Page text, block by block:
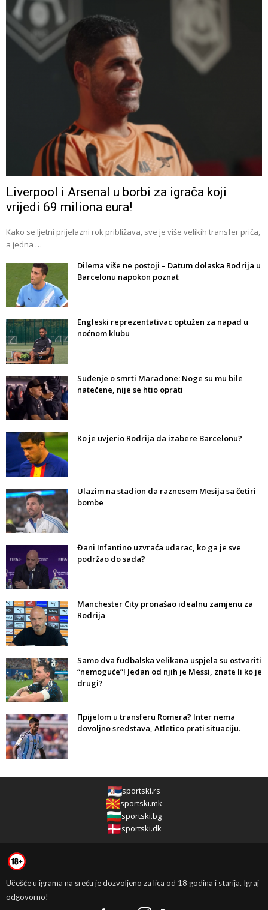
Liverpool i Arsenal u borbi za igrača koji
vrijedi 69 miliona eura!
Kako se ljetni prijelazni rok približava, sve je više velikih transfer priča,
a jedna …
Dilema više ne postoji – Datum dolaska Rodrija u
Barcelonu napokon poznat
Engleski reprezentativac optužen za napad u
noćnom klubu
Suđenje o smrti Maradone: Noge su mu bile
natečene, nije se htio oprati
Ko je uvjerio Rodrija da izabere Barcelonu?
Ulazim na stadion da raznesem Mesija sa četiri
bombe
Đani Infantino uzvraća udarac, ko ga je sve
podržao do sada?
Manchester City pronašao idealnu zamjenu za
Rodrija
Samo dva fudbalska velikana uspjela su ostvariti
“nemoguće”! Jedan od njih je Messi, znate li ko je
drugi?
Прijelom u transferu Romera? Inter nema
dovoljno sredstava, Atletico prati situaciju.
sportski.rs
sportski.mk
sportski.bg
sportski.dk
Učešće u igrama na sreću je dozvoljeno za lica od 18 godina i starija. Igraj
odgovorno!